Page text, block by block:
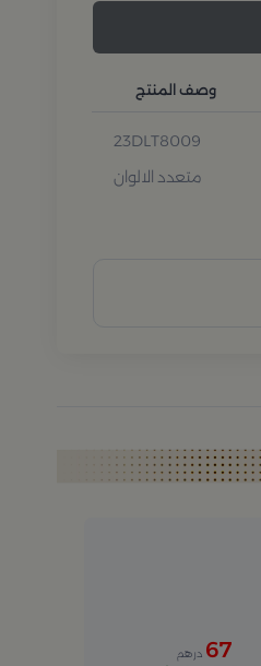
23DLT8009
متعدد الالوان
وصف المنتج
67 درهم